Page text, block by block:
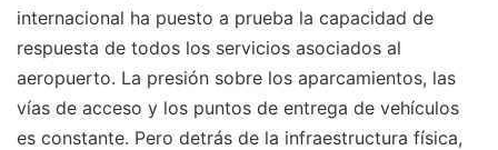
internacional ha puesto a prueba la capacidad de
respuesta de todos los servicios asociados al
aeropuerto. La presión sobre los aparcamientos, las
vías de acceso y los puntos de entrega de vehículos
es constante. Pero detrás de la infraestructura física,